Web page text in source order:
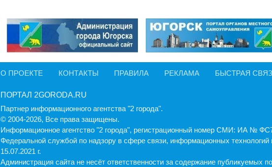
О ПРОЕКТЕ КОНТАКТЫ ПРАВИЛА РЕКЛАМА БЫСТРАЯ
ПОРТАЛ 2GORODA.RU
Партнер информационного агентства "2 города".
© 2004-2026, Все права защищены.
Информационное агентство "2 города", регистрационный номер СМИ: ИА №
Федеральной службой по надзору в сфере связи, информационных
15.07.2021 г.
Администрация cайта не несёт ответственности за содержание публикуемых